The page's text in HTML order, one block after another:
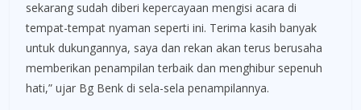
sekarang sudah diberi kepercayaan mengisi acara di
tempat-tempat nyaman seperti ini. Terima kasih banyak
untuk dukungannya, saya dan rekan akan terus berusaha
memberikan penampilan terbaik dan menghibur sepenuh
hati,” ujar Bg Benk di sela-sela penampilannya.